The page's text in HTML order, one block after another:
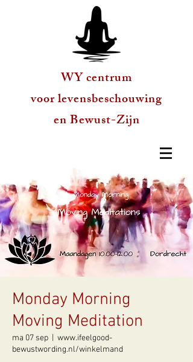
WY centrum
voor levensbeschouwing
en Bewust-Zijn
Monday Morning
Moving Meditation
ma 07 sep
www.ifeelgood-
bewustwording.nl/winkelmand